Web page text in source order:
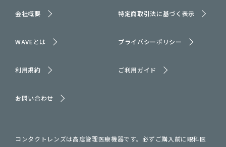
会社概要 特定商取引法に基づく表示
WAVEとは プライバシーポリシー
利用規約 ご利用ガイド
お問い合わせ
コンタクトレンズは高度管理医療機器です。必ずご購入前に眼科医